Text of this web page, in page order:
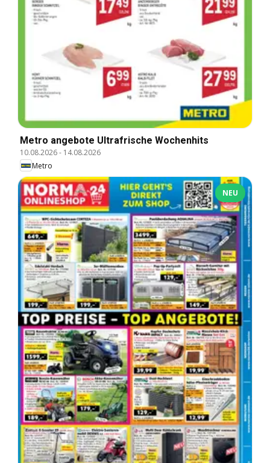
Metro angebote Ultrafrische Wochenhits
10.08.2026- 14.08.2026
Metro
NEU